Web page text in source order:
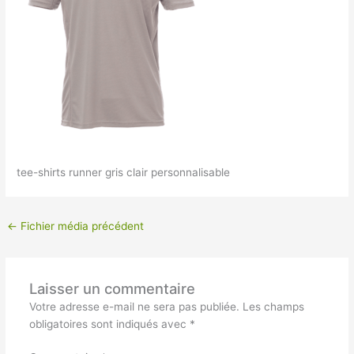
tee-shirts runner gris clair personnalisable
← Fichier média précédent
Laisser un commentaire
Votre adresse e-mail ne sera pas publiée. Les champs
obligatoires sont indiqués avec *